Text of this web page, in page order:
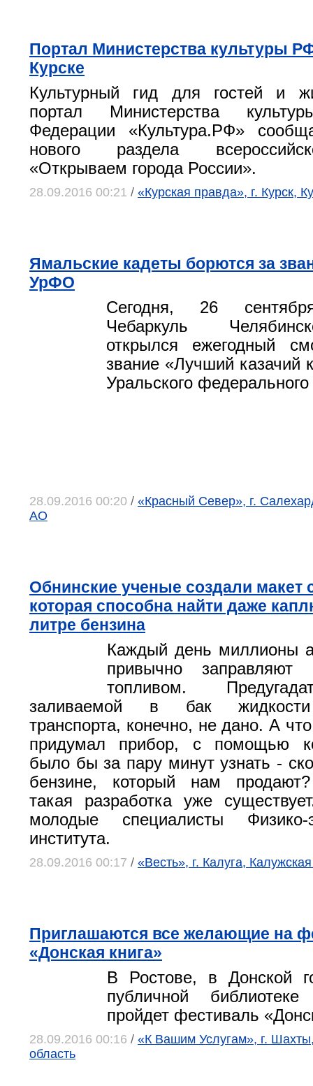
Портал Министерства культуры
Курске
Культурный гид для гостей и
портал Министерства
Федерации «Культура.РФ»
нового раздела
«Открываем города России».
28.09.2016 00:21 / «Курская правда», г. Курск,
Ямальские кадеты борются за
УрФО
Сегодня, 26
Чебаркуль
открылся ежегодный
звание «Лучший казачий
Уральского федерального
28.09.2016 00:20 / «Красный Север», г.
АО
Обнинские ученые создали макет
которая способна найти даже
литре бензина
Каждый день миллионы
привычно
топливом.
заливаемой в бак
транспорта, конечно, не дано. А
придумал прибор, с помощью
было бы за пару минут узнать -
бензине, который нам
такая разработка уже
молодые специалисты Физико-
института.
28.09.2016 00:17 / «Весть», г. Калуга,
Приглашаются все желающие на
«Донская книга»
В Ростове, в Донской
публичной
пройдет фестиваль
28.09.2016 00:16 / «К Вашим Услугам», г.
область